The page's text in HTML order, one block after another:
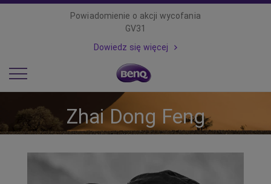
Powiadomienie o akcji wycofania
GV31
Dowiedz się więcej
Zhai Dong Feng